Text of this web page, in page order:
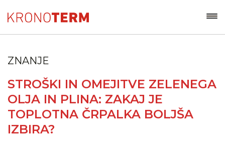
ZNANJE
STROŠKI IN OMEJITVE ZELENEGA
OLJA IN PLINA: ZAKAJ JE
TOPLOTNA ČRPALKA BOLJŠA
IZBIRA?